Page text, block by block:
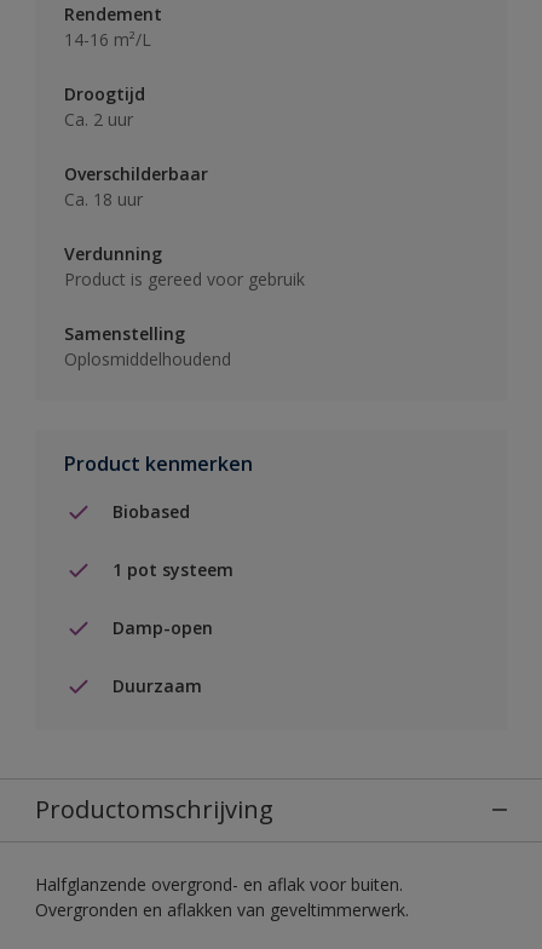
Rendement
14-16 m²/L
Droogtijd
Ca. 2 uur
Overschilderbaar
Ca. 18 uur
Verdunning
Product is gereed voor gebruik
Samenstelling
Oplosmiddelhoudend
Product kenmerken
Biobased
1 pot systeem
Damp-open
Duurzaam
Productomschrijving
Halfglanzende overgrond- en aflak voor buiten.
Overgronden en aflakken van geveltimmerwerk.